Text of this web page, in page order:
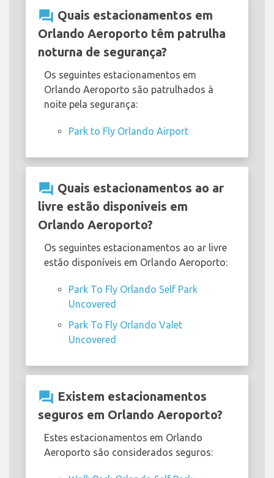
question_answer Quais estacionamentos em
Orlando Aeroporto têm patrulha
noturna de segurança?
Os seguintes estacionamentos em
Orlando Aeroporto são patrulhados à
noite pela segurança:
Park to Fly Orlando Airport
question_answer Quais estacionamentos ao ar
livre estão disponíveis em
Orlando Aeroporto?
Os seguintes estacionamentos ao ar livre
estão disponíveis em Orlando Aeroporto:
Park To Fly Orlando Self Park
Uncovered
Park To Fly Orlando Valet
Uncovered
question_answer Existem estacionamentos
seguros em Orlando Aeroporto?
Estes estacionamentos em Orlando
Aeroporto são considerados seguros: